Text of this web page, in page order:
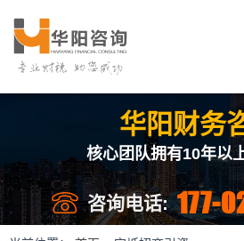
华阳财务
核心团队拥有10年以
咨询电话: 177-